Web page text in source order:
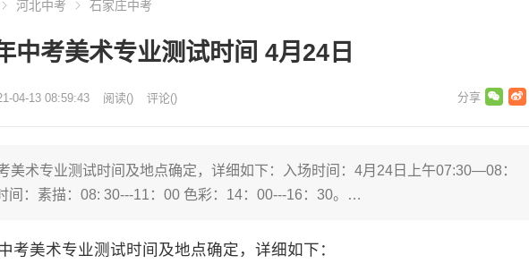
河北中考 石家庄中考
中考美术专业测试时间 4月24日
04-13 08:59:43 阅读() 评论()
美术专业测试时间及地点确定，详细如下：入场时间：4月24日上午07:30—08：
间：素描：08: 30---11：00 色彩：14：00---16：30。…
美术专业测试时间及地点确定，详细如下：